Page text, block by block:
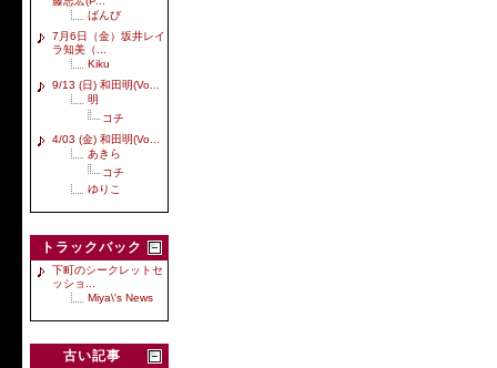
ばんび
7月6日（金）坂井レイ
ラ知美（...
Kiku
9/13 (日) 和田明(Vo...
明
コチ
4/03 (金) 和田明(Vo...
あきら
コチ
ゆりこ
トラックバック
下町のシークレットセ
ッショ...
Miya\'s News
古い記事